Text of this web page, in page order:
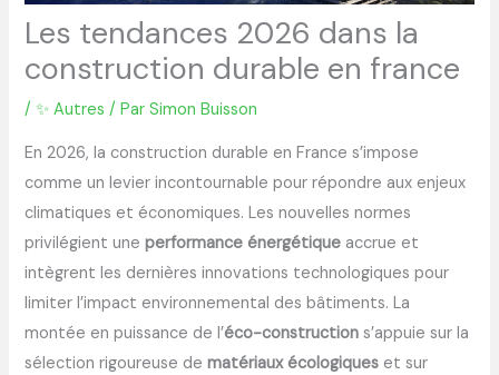
Les tendances 2026 dans la
construction durable en france
/✨ Autres / ParSimon Buisson
En 2026, la construction durable en France s’impose
comme un levier incontournable pour répondre aux enjeux
climatiques et économiques. Les nouvelles normes
privilégient uneperformance énergétique accrue et
intègrent les dernières innovations technologiques pour
limiter l’impact environnemental des bâtiments. La
montée en puissance de l’éco-construction s’appuie sur la
sélection rigoureuse dematériaux écologiques et sur